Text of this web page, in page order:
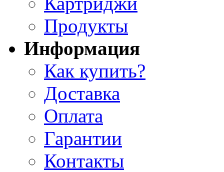
Продукты
Информация
Как купить?
Доставка
Оплата
Гарантии
Контакты